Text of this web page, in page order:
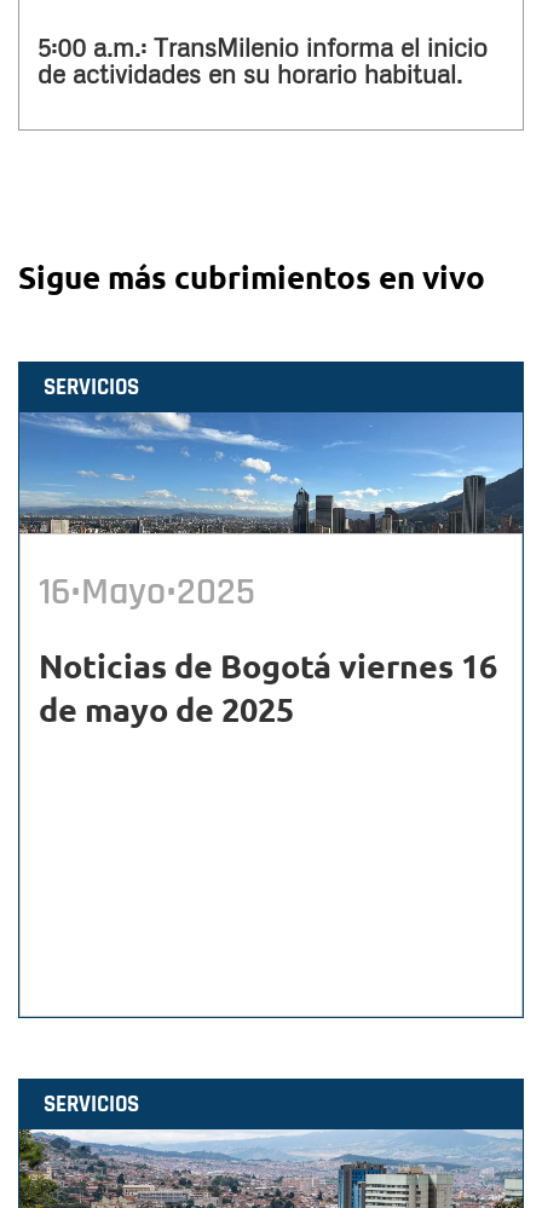
5:00 a.m.: TransMilenio informa el inicio
de actividades en su horario habitual.
Sigue más cubrimientos en vivo
SERVICIOS
16•Mayo•2025
Noticias de Bogotá viernes 16
de mayo de 2025
SERVICIOS